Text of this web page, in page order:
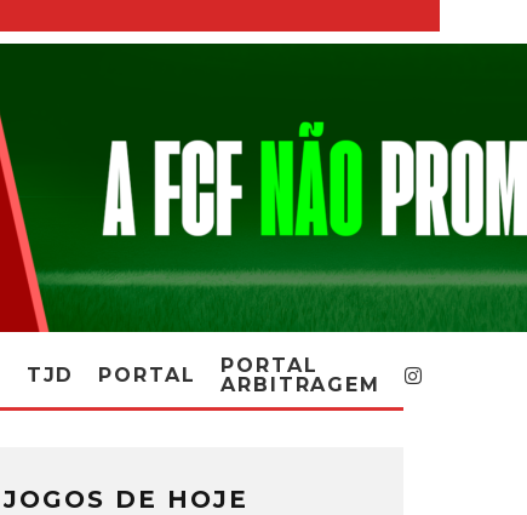
TJD PORTAL
PORTAL
ARBITRAGEM
JOGOS DE HOJE